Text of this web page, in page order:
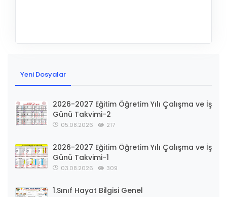
Yeni Dosyalar
2026-2027 Eğitim Öğretim Yılı Çalışma ve İş
Günü Takvimi-2
05.08.2026 217
2026-2027 Eğitim Öğretim Yılı Çalışma ve İş
Günü Takvimi-1
03.08.2026 309
1.Sınıf Hayat Bilgisi Genel